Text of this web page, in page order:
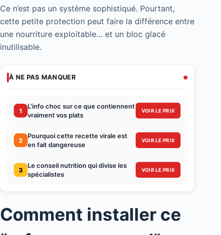
Ce n’est pas un système sophistiqué. Pourtant,
cette petite protection peut faire la différence entre
une nourriture exploitable… et un bloc glacé
inutilisable.
À NE PAS MANQUER
1
L'info choc sur ce que contiennent
vraiment vos plats
VOIR LE PRIX
2
Pourquoi cette recette virale est
en fait dangereuse
VOIR LE PRIX
3
Le conseil nutrition qui divise les
spécialistes
VOIR LE PRIX
Comment installer ce